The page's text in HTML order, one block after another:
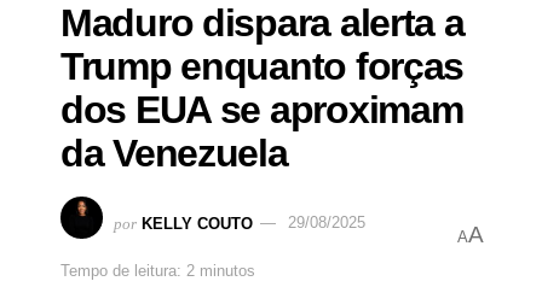
Maduro dispara alerta a
Trump enquanto forças
dos EUA se aproximam
da Venezuela
por KELLY COUTO 29/08/2025
Tempo de leitura: 2 minutos
AA